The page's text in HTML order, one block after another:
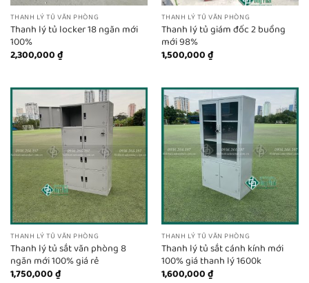
THANH LÝ TỦ VĂN PHÒNG
Thanh lý tủ locker 18 ngăn mới
100%
2,300,000₫
THANH LÝ TỦ VĂN PHÒNG
Thanh lý tủ giám đốc 2 buồng
mới 98%
1,500,000₫
THANH LÝ TỦ VĂN PHÒNG
Thanh lý tủ sắt văn phòng 8
ngăn mới 100% giá rẻ
1,750,000₫
THANH LÝ TỦ VĂN PHÒNG
Thanh lý tủ sắt cánh kính mới
100% giá thanh lý 1600k
1,600,000₫